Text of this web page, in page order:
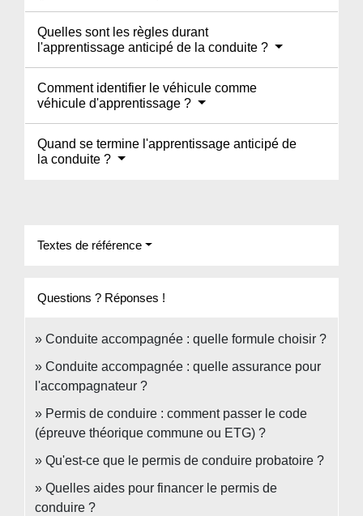
Quelles sont les règles durant
l'apprentissage anticipé de la conduite ?
Comment identifier le véhicule comme
véhicule d'apprentissage ?
Quand se termine l'apprentissage anticipé de
la conduite ?
Textes de référence
Questions ? Réponses !
Conduite accompagnée : quelle formule choisir ?
Conduite accompagnée : quelle assurance pour
l'accompagnateur ?
Permis de conduire : comment passer le code
(épreuve théorique commune ou ETG) ?
Qu'est-ce que le permis de conduire probatoire ?
Quelles aides pour financer le permis de
conduire ?